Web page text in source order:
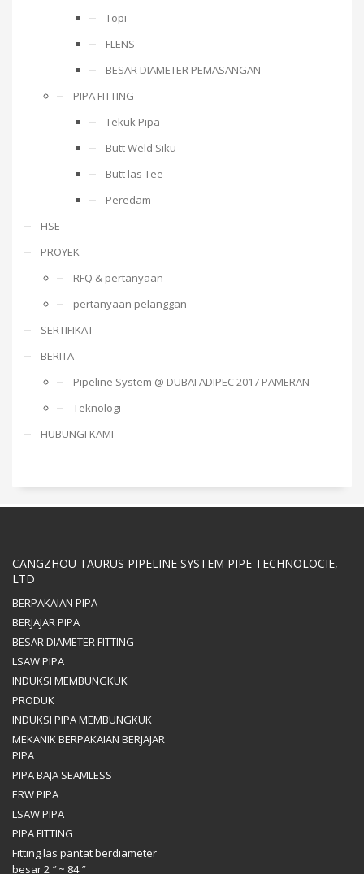
Topi
FLENS
BESAR DIAMETER PEMASANGAN
PIPA FITTING
Tekuk Pipa
Butt Weld Siku
Butt las Tee
Peredam
HSE
PROYEK
RFQ & pertanyaan
pertanyaan pelanggan
SERTIFIKAT
BERITA
Pipeline System @ DUBAI ADIPEC 2017 PAMERAN
Teknologi
HUBUNGI KAMI
CANGZHOU TAURUS PIPELINE SYSTEM PIPE TECHNOLOCIE,
LTD
BERPAKAIAN PIPA
BERJAJAR PIPA
BESAR DIAMETER FITTING
LSAW PIPA
INDUKSI MEMBUNGKUK
PRODUK
INDUKSI PIPA MEMBUNGKUK
MEKANIK BERPAKAIAN BERJAJAR
PIPA
PIPA BAJA SEAMLESS
ERW PIPA
LSAW PIPA
PIPA FITTING
Fitting las pantat berdiameter
besar 2 ″ ~ 84 ″